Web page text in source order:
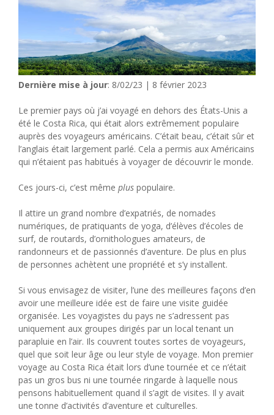
Dernière mise à jour: 8/02/23 | 8 février 2023
Le premier pays où j’ai voyagé en dehors des États-Unis a
été le Costa Rica, qui était alors extrêmement populaire
auprès des voyageurs américains. C’était beau, c’était sûr et
l’anglais était largement parlé. Cela a permis aux Américains
qui n’étaient pas habitués à voyager de découvrir le monde.
Ces jours-ci, c’est même plus populaire.
Il attire un grand nombre d’expatriés, de nomades
numériques, de pratiquants de yoga, d’élèves d’écoles de
surf, de routards, d’ornithologues amateurs, de
randonneurs et de passionnés d’aventure. De plus en plus
de personnes achètent une propriété et s’y installent.
Si vous envisagez de visiter, l’une des meilleures façons d’en
avoir une meilleure idée est de faire une visite guidée
organisée. Les voyagistes du pays ne s’adressent pas
uniquement aux groupes dirigés par un local tenant un
parapluie en l’air. Ils couvrent toutes sortes de voyageurs,
quel que soit leur âge ou leur style de voyage. Mon premier
voyage au Costa Rica était lors d’une tournée et ce n’était
pas un gros bus ni une tournée ringarde à laquelle nous
pensons habituellement quand il s’agit de visites. Il y avait
une tonne d’activités d’aventure et culturelles.